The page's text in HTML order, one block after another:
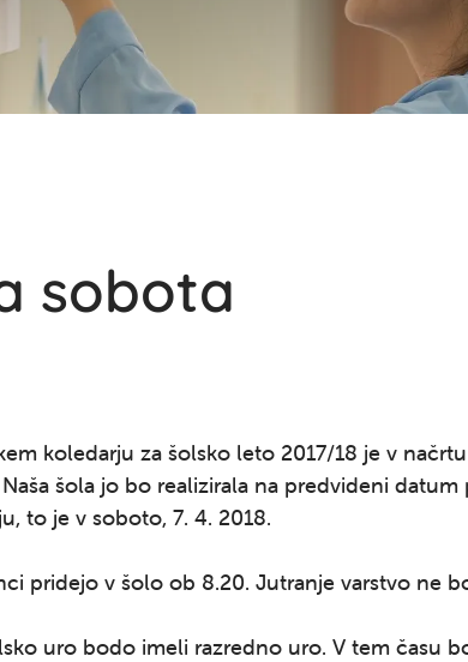
sobota
koledarju za šolsko leto 2017/18 je v
šola jo bo realizirala na predvideni datum
to je v soboto, 7. 4. 2018.
pridejo v šolo ob 8.20. Jutranje varstvo ne
uro bodo imeli razredno uro. V tem času
Koristne
Oddaja
Zobna
Tekmovanja